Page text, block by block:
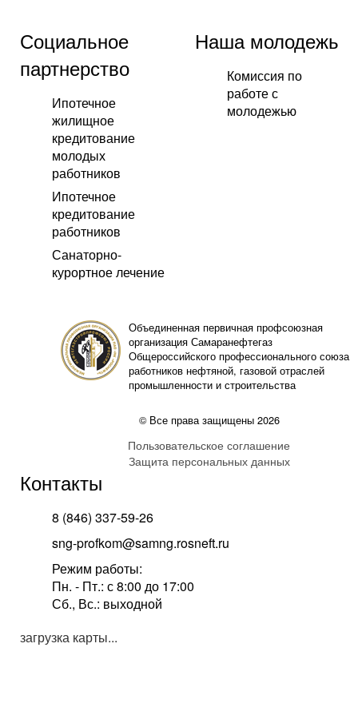
Социальное
партнерство
Ипотечное
жилищное
кредитование
молодых
работников
Ипотечное
кредитование
работников
Санаторно-
курортное лечение
Наша молодежь
Комиссия по
работе с
молодежью
Объединенная первичная профсоюзная
организация Самаранефтегаз
Общероссийского профессионального союза
работников нефтяной, газовой отраслей
промышленности и строительства
© Все права защищены 2026
Пользовательское соглашение
Защита персональных данных
Контакты
8 (846) 337-59-26
sng-profkom@samng.rosneft.ru
Режим работы:
Пн. - Пт.: с 8:00 до 17:00
Сб., Вс.: выходной
загрузка карты...